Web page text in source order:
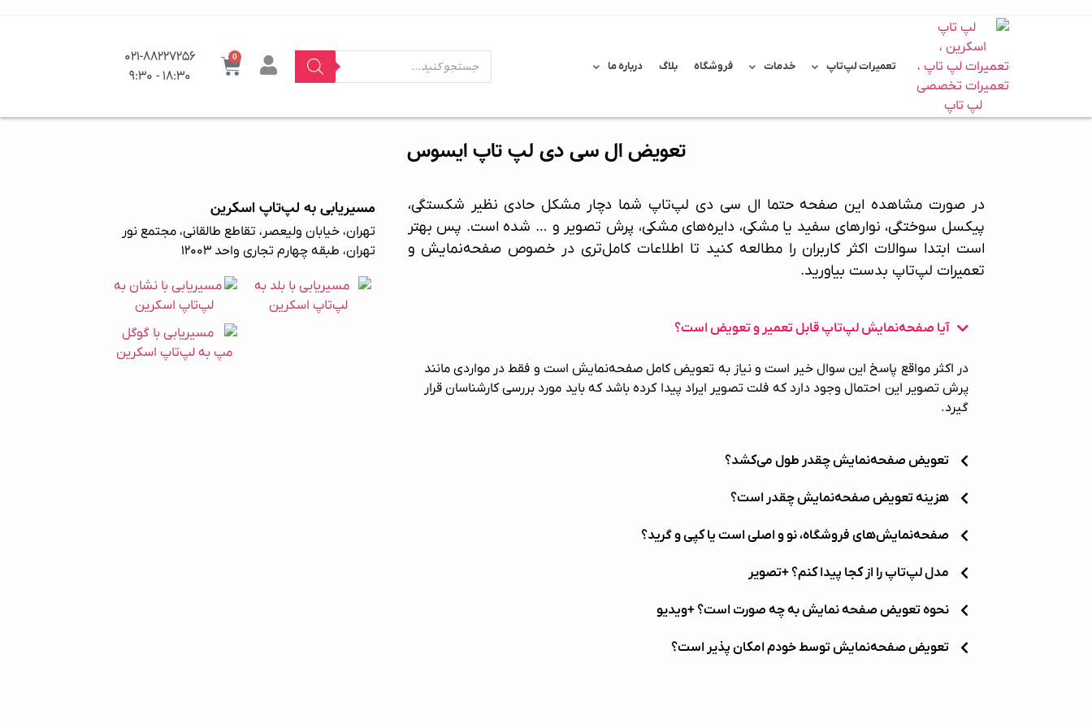
تعمیرات لپ‌تاپ خدمات فروشگاه بلاگ درباره ما
0
021-88227256
18:30 - 9:30
تعویض ال‌ سی‌ دی لپ‌ تاپ ایسوس
در صورت مشاهده این صفحه حتما ال سی دی لپ‌تاپ شما دچار مشکل حادی نظیر شکستگی،
پیکسل سوختگی، نوارهای سفید یا مشکی، دایره‌های مشکی، پرش تصویر و … شده است. پس بهتر
است ابتدا سوالات اکثر کاربران را مطالعه کنید تا اطلاعات کامل‌تری در خصوص صفحه‌نمایش و
تعمیرات لپ‌تاپ بدست بیاورید.
آیا صفحه‌نمایش لپ‌تاپ قابل تعمیر و تعویض است؟
در اکثر مواقع پاسخ این سوال خیر است و نیاز به تعویض کامل صفحه‌نمایش است و فقط در مواردی مانند
پرش تصویر این احتمال وجود دارد که فلت تصویر ایراد پیدا کرده باشد که باید مورد بررسی کارشناسان قرار
گیرد.
تعویض صفحه‌نمایش چقدر طول می‌کشد؟
هزینه تعویض صفحه‌نمایش چقدر است؟
صفحه‌نمایش‌های فروشگاه، نو و اصلی است یا کپی و گرید؟
مدل لپ‌تاپ را از کجا پیدا کنم؟ +تصویر
نحوه تعویض صفحه نمایش به چه صورت است؟ +ویدیو
تعویض صفحه‌نمایش توسط خودم امکان پذیر است؟
مسیریابی به لپ‌تاپ اسکرین
تهران، خیابان ولیعصر، تقاطع طالقانی، مجتمع نور
تهران، طبقه چهارم تجاری واحد ۱۲۰۰۳